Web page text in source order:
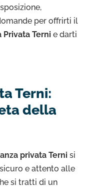
per offrirti il
Privata Terni e darti
Terni:
della
privata Terni si
e attento alle
si tratti di un